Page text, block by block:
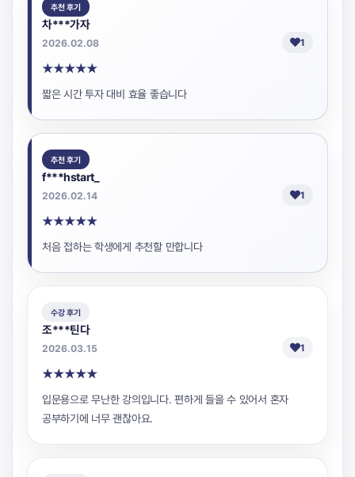
추천 후기
차***가자
2026.02.08 1
★★★★★
짧은 시간 투자 대비 효율 좋습니다
추천 후기
f***hstart_
2026.02.14 1
★★★★★
처음 접하는 학생에게 추천할 만합니다
수강 후기
조***틴다
2026.03.15 1
★★★★★
입문용으로 무난한 강의입니다. 편하게 들을 수 있어서 혼자
공부하기에 너무 괜찮아요.